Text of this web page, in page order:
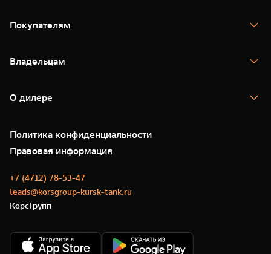
TANK 400
TANK 500
Покупателям
Тест-драйв
TANK Финансы
Корпоративным клиентам
Зарядные станции
Владельцам
Помощь на дороге
Новые цифровые сервисы TANK
Сервис
Нулевое ТО
Моторные масла
О дилере
35 лет GWM
GWM ТЕХ ДЕНЬ
Новости
Политика конфиденциальности
Правовая информация
+7 (4712) 78-53-47
leads@korsgroup-kursk-tank.ru
КорсГрупп